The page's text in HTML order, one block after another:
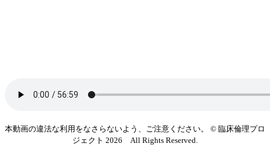
本動画の違法な利用をなさらないよう、ご注意ください。 © 臨床倫理プロ
ジェクト 2026 All Rights Reserved.